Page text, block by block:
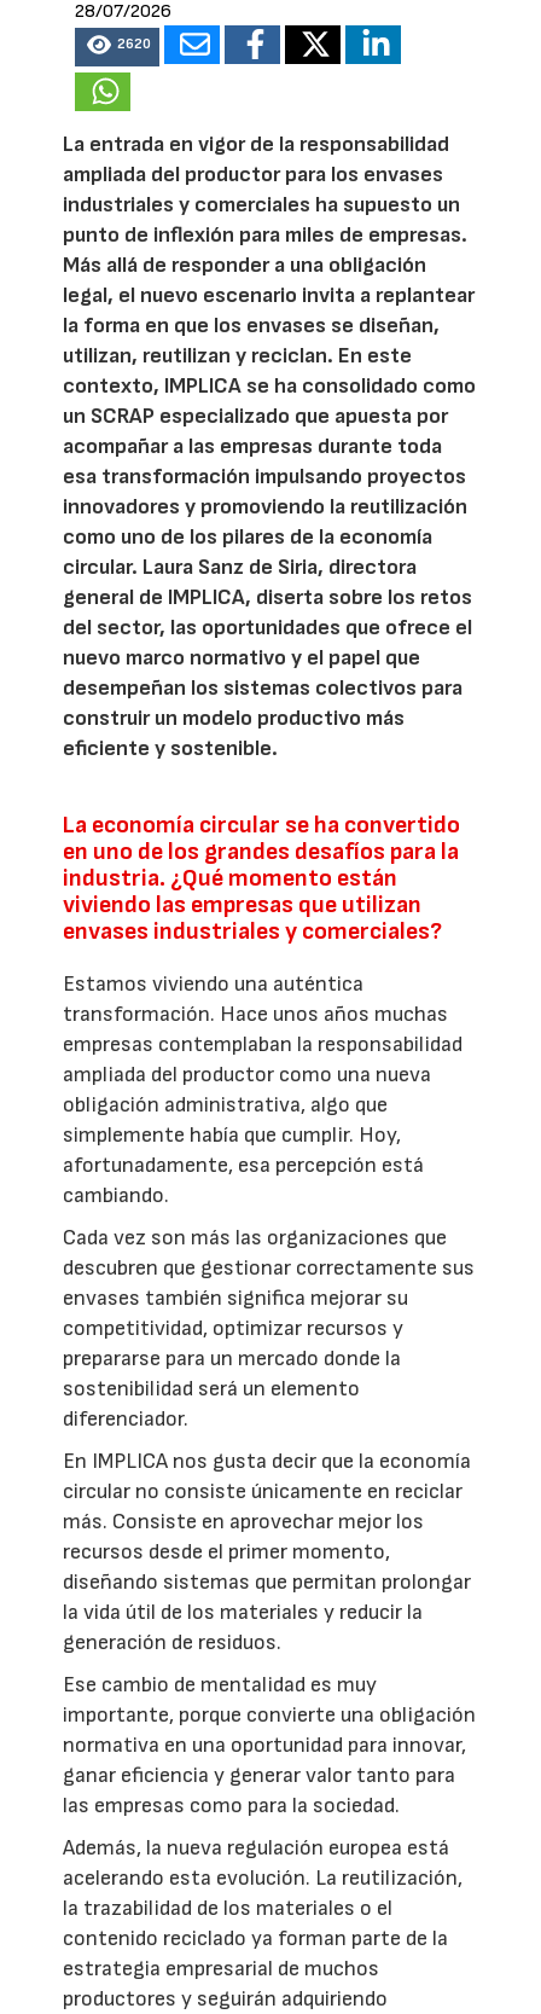
28/07/2026
2620
La entrada en vigor de la responsabilidad
ampliada del productor para los envases
industriales y comerciales ha supuesto un
punto de inflexión para miles de empresas.
Más allá de responder a una obligación
legal, el nuevo escenario invita a replantear
la forma en que los envases se diseñan,
utilizan, reutilizan y reciclan. En este
contexto, IMPLICA se ha consolidado como
un SCRAP especializado que apuesta por
acompañar a las empresas durante toda
esa transformación impulsando proyectos
innovadores y promoviendo la reutilización
como uno de los pilares de la economía
circular. Laura Sanz de Siria, directora
general de IMPLICA, diserta sobre los retos
del sector, las oportunidades que ofrece el
nuevo marco normativo y el papel que
desempeñan los sistemas colectivos para
construir un modelo productivo más
eficiente y sostenible.
La economía circular se ha convertido
en uno de los grandes desafíos para la
industria. ¿Qué momento están
viviendo las empresas que utilizan
envases industriales y comerciales?
Estamos viviendo una auténtica
transformación. Hace unos años muchas
empresas contemplaban la responsabilidad
ampliada del productor como una nueva
obligación administrativa, algo que
simplemente había que cumplir. Hoy,
afortunadamente, esa percepción está
cambiando.
Cada vez son más las organizaciones que
descubren que gestionar correctamente sus
envases también significa mejorar su
competitividad, optimizar recursos y
prepararse para un mercado donde la
sostenibilidad será un elemento
diferenciador.
En IMPLICA nos gusta decir que la economía
circular no consiste únicamente en reciclar
más. Consiste en aprovechar mejor los
recursos desde el primer momento,
diseñando sistemas que permitan prolongar
la vida útil de los materiales y reducir la
generación de residuos.
Ese cambio de mentalidad es muy
importante, porque convierte una obligación
normativa en una oportunidad para innovar,
ganar eficiencia y generar valor tanto para
las empresas como para la sociedad.
Además, la nueva regulación europea está
acelerando esta evolución. La reutilización,
la trazabilidad de los materiales o el
contenido reciclado ya forman parte de la
estrategia empresarial de muchos
productores y seguirán adquiriendo